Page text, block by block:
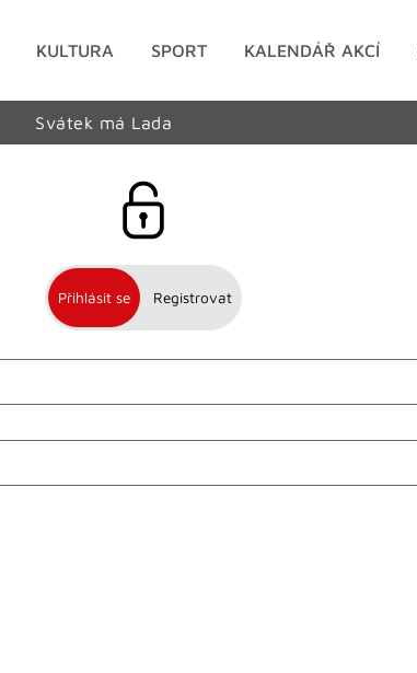
KULTURA SPORT KALENDÁŘ AKCÍ
Svátek má Lada
Přihlásit se Registrovat